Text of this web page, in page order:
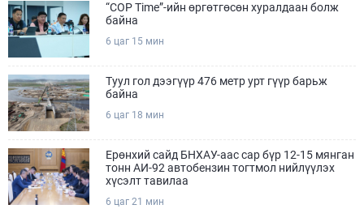
“COP Time”-ийн өргөтгөсөн хуралдаан болж
байна
6 цаг 15 мин
Туул гол дээгүүр 476 метр урт гүүр барьж
байна
6 цаг 18 мин
Ерөнхий сайд БНХАУ-аас сар бүр 12-15 мянган
тонн АИ-92 автобензин тогтмол нийлүүлэх
хүсэлт тавилаа
6 цаг 21 мин